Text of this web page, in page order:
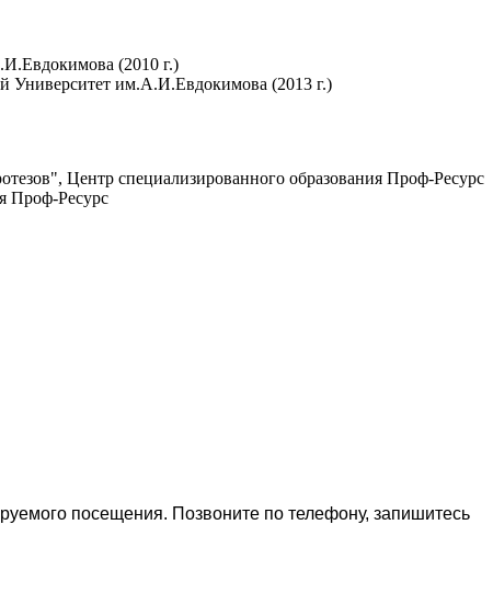
(2010 г.)
Университет им.А.И.Евдокимова (2013 г.)
Центр специализированного образования Проф-Ресурс
Проф-Ресурс
посещения. Позвоните по телефону, запишитесь